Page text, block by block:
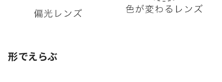
形でえらぶ